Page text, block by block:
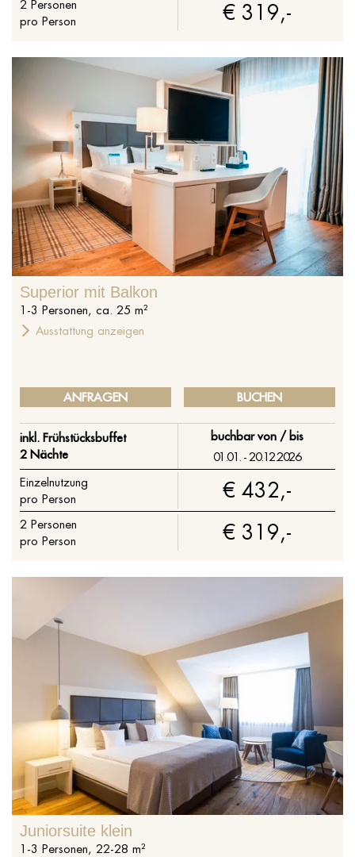
2 Personen
pro Person
€ 319,-
Superior mit Balkon
1 -3 Personen, ca. 25 m²
Ausstattung anzeigen
ANFRAGEN BUCHEN
inkl. Frühstücksbuffet
2 Nächte
buchbar von / bis
01.01. - 20.12.2026
Einzelnutzung
pro Person
€ 432,-
2 Personen
pro Person
€ 319,-
%s
Juniorsuite klein
1 -3 Personen, 22-28 m²